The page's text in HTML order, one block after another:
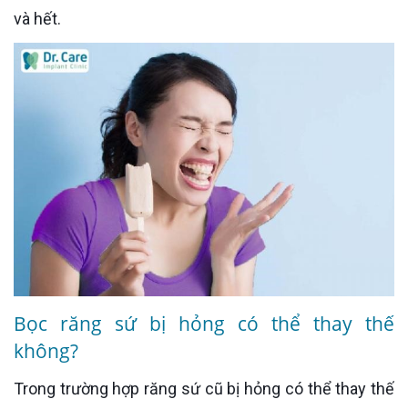
và hết.
Bọc răng sứ bị hỏng có thể thay thế
không?
Trong trường hợp răng sứ cũ bị hỏng có thể thay thế